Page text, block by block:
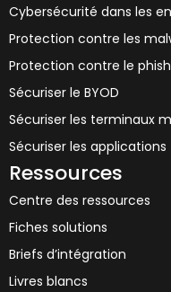
Cybersécurité dans les
Protection contre les
Protection contre le
Sécuriser le BYOD
Sécuriser les terminaux
Sécuriser les applications
Ressources
Centre des ressources
Fiches solutions
Briefs d’intégration
Livres blancs